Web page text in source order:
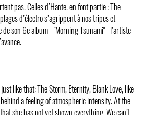
pas. Celles d’Hante. en font partie : The
d’électro s’agrippent à nos tripes et
son 6e album - "Morning Tsunami" - l’artiste
like that: The Storm, Eternity, Blank Love, like
a feeling of atmospheric intensity. At the